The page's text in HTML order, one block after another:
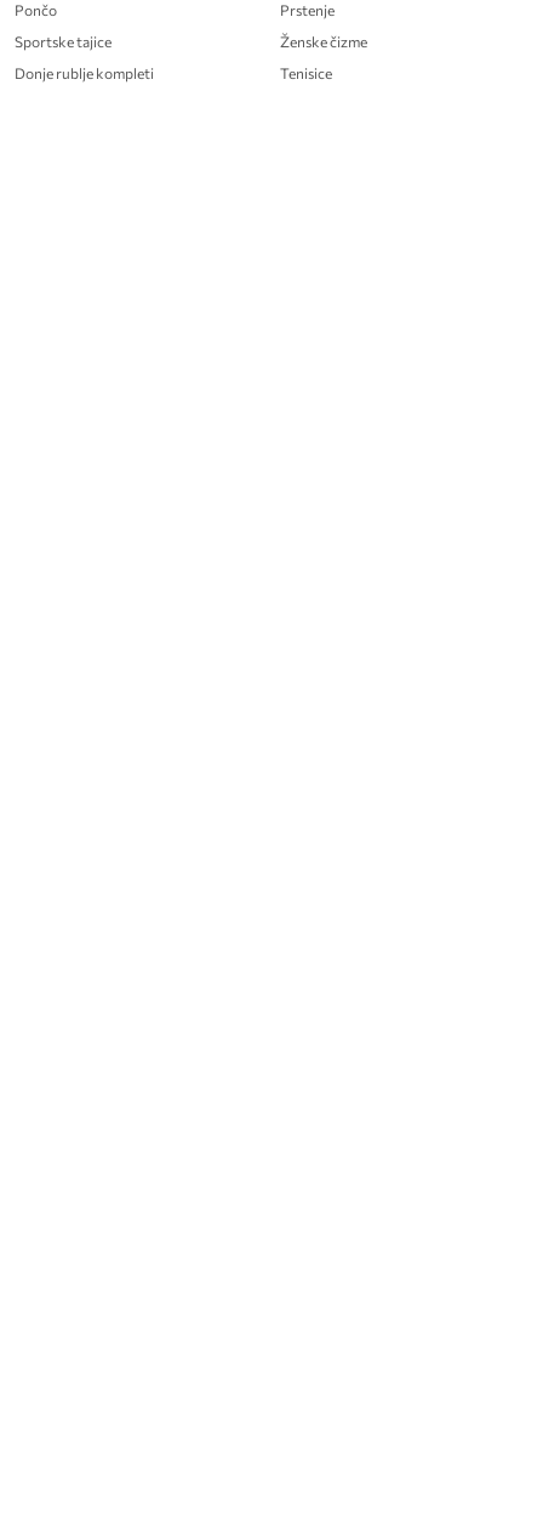
Pončo
Sportske tajice
Donje rublje kompleti
Prstenje
Ženske čizme
Tenisice